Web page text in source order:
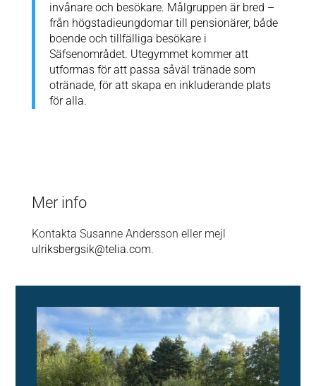
invånare och besökare. Målgruppen är bred –
från högstadieungdomar till pensionärer, både
boende och tillfälliga besökare i
Säfsenområdet. Utegymmet kommer att
utformas för att passa såväl tränade som
otränade, för att skapa en inkluderande plats
för alla.
Mer info
Kontakta Susanne Andersson eller mejl
ulriksbergsik@telia.com.